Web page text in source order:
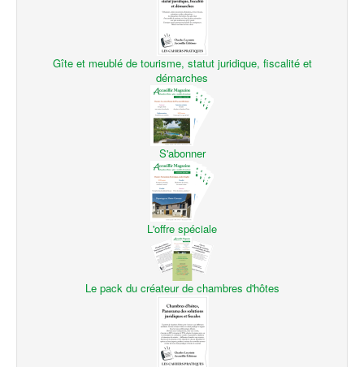
Gîte et meublé de tourisme, statut juridique, fiscalité et
démarches
S'abonner
L'offre spéciale
Le pack du créateur de chambres d'hôtes